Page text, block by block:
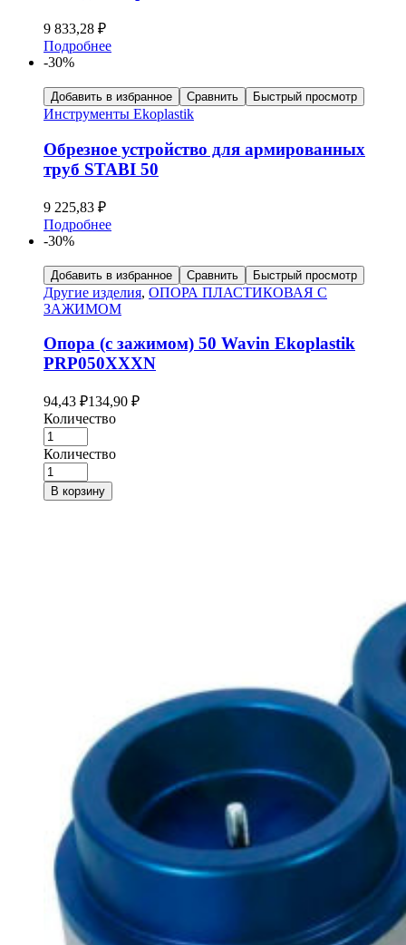
9 833,28 ₽
Подробнее
-30%
Добавить в избранное Сравнить Быстрый просмотр
Инструменты Ekoplastik
Обрезное устройство для армированных
труб STABI 50
9 225,83 ₽
Подробнее
-30%
Добавить в избранное Сравнить Быстрый просмотр
Другие изделия, ОПОРА ПЛАСТИКОВАЯ С
ЗАЖИМОМ
Опора (с зажимом) 50 Wavin Ekoplastik
PRP050XXXN
94,43 ₽134,90 ₽
Количество
Количество
В корзину